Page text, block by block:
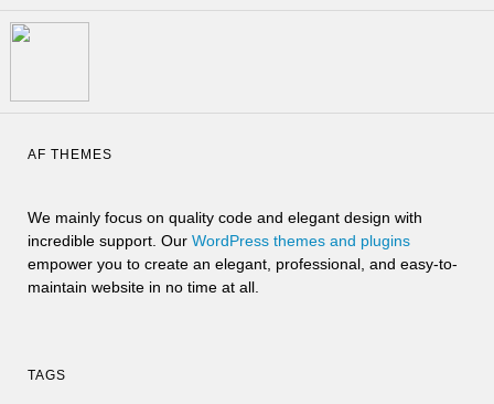
AF THEMES
We mainly focus on quality code and elegant design with
incredible support. Our WordPress themes and plugins
empower you to create an elegant, professional, and easy-to-
maintain website in no time at all.
TAGS